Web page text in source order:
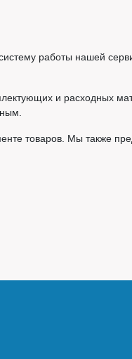
работы нашей
и расходных
товаров. Мы также